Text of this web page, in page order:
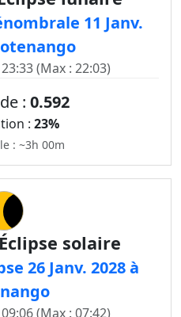
11 Janv.
(Max : 22:03)
: 0.592
: 23%
: ~3h 00m
solaire
26 Janv. 2028 à
(Max : 07:42)